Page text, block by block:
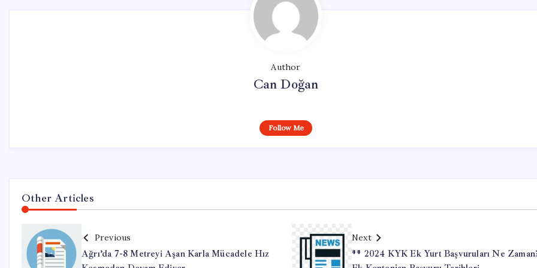
Author
Can Doğan
Follow Me
Other Articles
Previous
Ağrı’da 7-8 Metreyi Aşan Karla Mücadele Hız
Next
** 2024 KYK Ek Yurt Başvuruları Ne